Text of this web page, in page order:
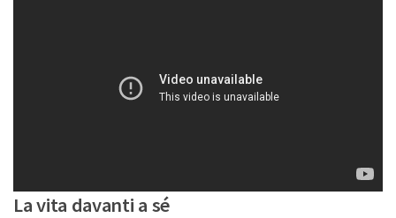
La vita davanti a sé